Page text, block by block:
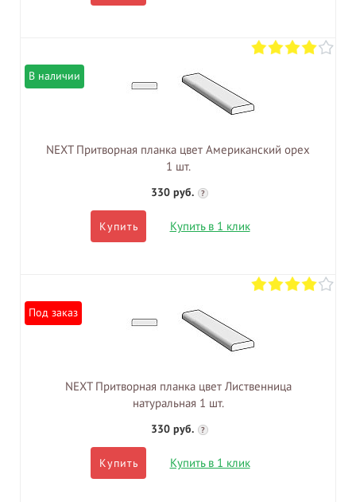
В наличии
NEXT Притворная планка цвет Американский орех
1 шт.
330 руб. ?
Купить Купить в 1 клик
Под заказ
NEXT Притворная планка цвет Лиственница
натуральная 1 шт.
330 руб. ?
Купить Купить в 1 клик